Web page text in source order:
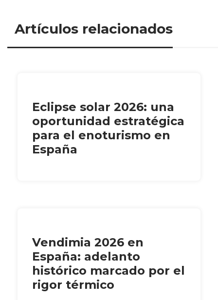
Artículos relacionados
Eclipse solar 2026: una
oportunidad estratégica
para el enoturismo en
España
Vendimia 2026 en
España: adelanto
histórico marcado por el
rigor térmico